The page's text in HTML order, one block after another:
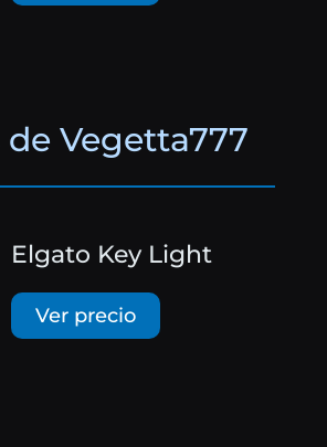
Vegetta777
Elgato Key Light
Ver precio